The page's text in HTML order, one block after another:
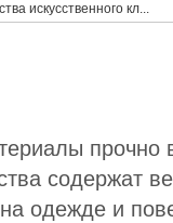
искусственного кл...
содержат
одежде и